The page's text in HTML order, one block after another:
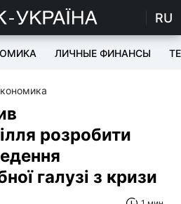
RU
ЛИЧНЫЕ ФИНАНСЫ
розробити
галузі з кризи